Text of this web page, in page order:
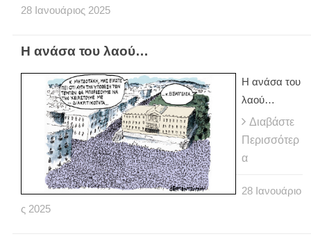
28 Ιανουάριος 2025
Η ανάσα του λαού…
Η ανάσα του
λαού…
Διαβάστε
Περισσότερ
α
28 Ιανουάριο
ς 2025